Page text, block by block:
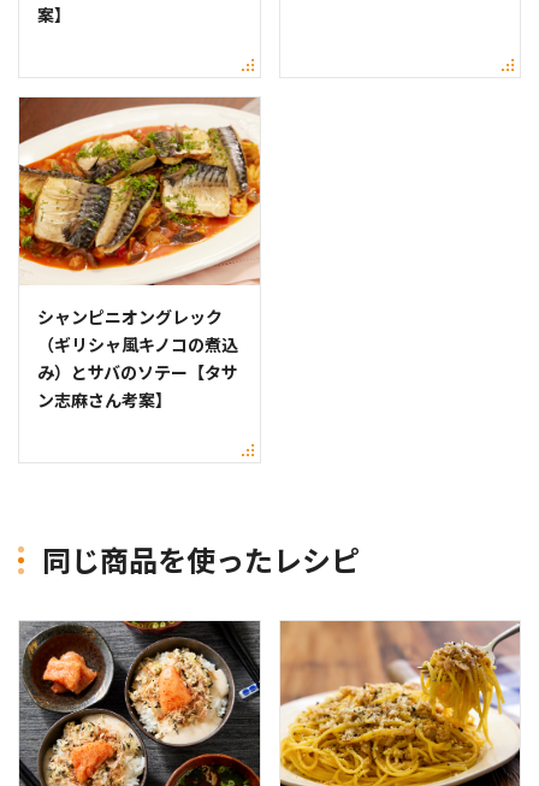
案】
シャンピニオングレック
（ギリシャ風キノコの煮込
み）とサバのソテー【タサ
ン志麻さん考案】
同じ商品を使ったレシピ